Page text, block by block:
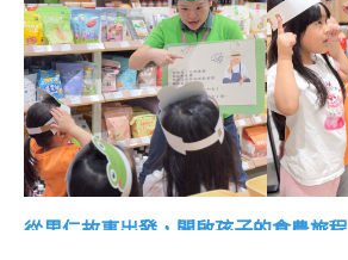
從里仁故事出發，開啟孩子的食農旅程